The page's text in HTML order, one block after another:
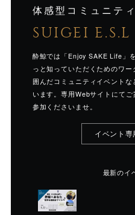
体感型コミュニテ
SUIGEI
酔鯨では「Enjoy SAKE Life」
っと知っていただくためのワ
囲んだコミュニティイベント
います。専用Webサイトにて
参加くださいませ。
イベント
最新のイ